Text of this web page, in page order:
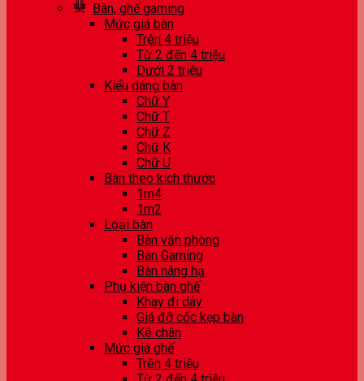
Bàn, ghế gaming
Mức giá bàn
Trên 4 triệu
Từ 2 đến 4 triệu
Dưới 2 triệu
Kiểu dáng bàn
Chữ Y
Chữ T
Chữ Z
Chữ K
Chữ U
Bàn theo kích thước
1m4
1m2
Loại bàn
Bàn văn phòng
Bàn Gaming
Bàn nâng hạ
Phụ kiện bàn ghế
Khay đi dây
Giá đỡ cốc kẹp bàn
Kê chân
Mức giá ghế
Trên 4 triệu